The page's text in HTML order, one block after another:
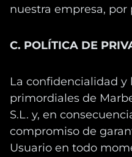
nuestra empresa, por
C. POLÍTICA DE
La confidencialidad y
primordiales de
S.L. y, en
compromiso de
Usuario en todo